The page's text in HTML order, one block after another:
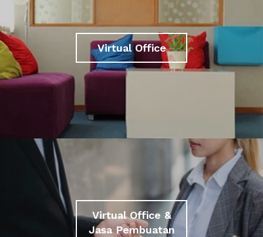
Virtual Office
Virtual Office &
Jasa Pembuatan